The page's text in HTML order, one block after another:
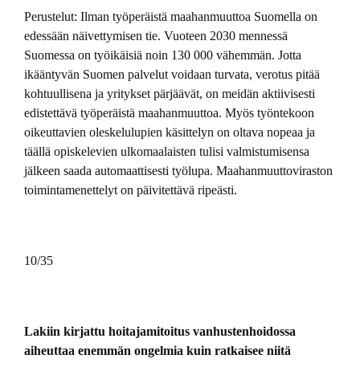
Perustelut: Ilman työperäistä maahanmuuttoa Suomella on
edessään näivettymisen tie. Vuoteen 2030 mennessä
Suomessa on työikäisiä noin 130 000 vähemmän. Jotta
ikääntyvän Suomen palvelut voidaan turvata, verotus pitää
kohtuullisena ja yritykset pärjäävät, on meidän aktiivisesti
edistettävä työperäistä maahanmuuttoa. Myös työntekoon
oikeuttavien oleskelulupien käsittelyn on oltava nopeaa ja
täällä opiskelevien ulkomaalaisten tulisi valmistumisensa
jälkeen saada automaattisesti työlupa. Maahanmuuttoviraston
toimintamenettelyt on päivitettävä ripeästi.
10/35
Lakiin kirjattu hoitajamitoitus vanhustenhoidossa
aiheuttaa enemmän ongelmia kuin ratkaisee niitä